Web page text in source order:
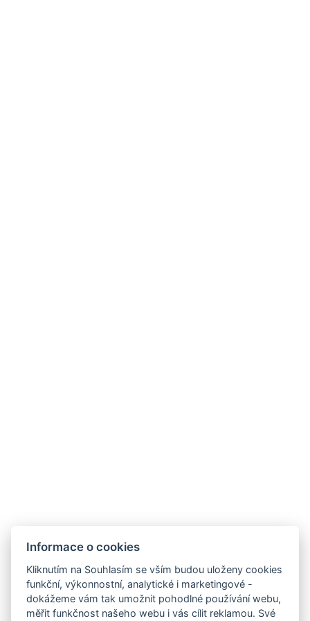
Ukázka bloku v sidebaru
Informace o cookies
Kliknutím na Souhlasím se vším budou uloženy cookies
funkční, výkonnostní, analytické i marketingové -
dokážeme vám tak umožnit pohodlné používání webu,
měřit funkčnost našeho webu i vás cílit reklamou. Své